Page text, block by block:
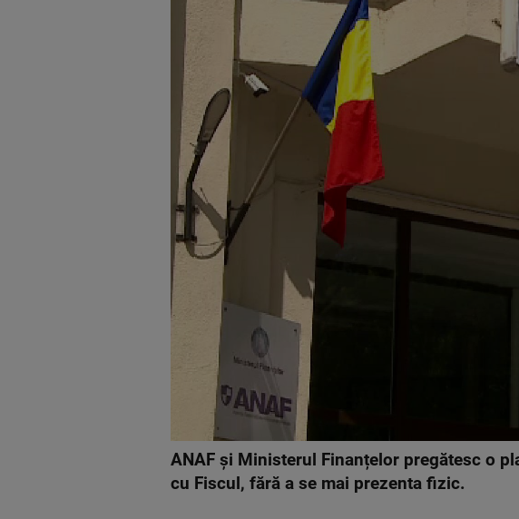
ANAF și Ministerul Finanțelor pregătesc o
cu Fiscul, fără a se mai prezenta fizic.